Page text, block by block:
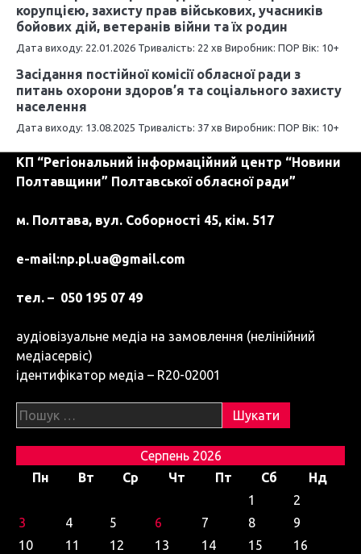
с
і
в
корупцією, захисту прав військових, учасників
бойових дій, ветеранів війни та їх родин
Дата виходу: 22.01.2026 Тривалість: 22 хв Виробник: ПОР Вік: 10+
Засідання постійної комісії обласної ради з
питань охорони здоров’я та соціального захисту
населення
Дата виходу: 13.08.2025 Тривалість: 37 хв Виробник: ПОР Вік: 10+
КП “Регіональний інформаційний центр “Новини
Полтавщини” Полтавської обласної ради”
м. Полтава, вул. Соборності 45, кім. 517
e-mail:np.pl.ua@gmail.com
тел. – 050 195 07 49
аудіовізуальне медіа на замовлення (нелінійний
медіасервіс)
ідентифікатор медіа – R20-02001
Пошук:
Серпень 2026
Пн
Вт Ср Чт Пт Сб
Нд
1
2
3
4 5 6 7 8
9
10
11 12 13 14 15
16